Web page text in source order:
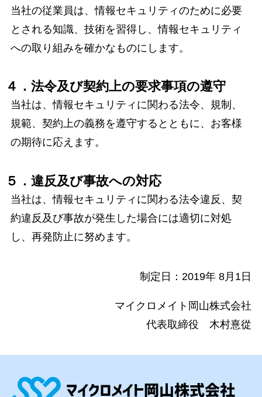
当社の従業員は、情報セキュリティのために必要
とされる知識、技術を習得し、情報セキュリティ
への取り組みを確かなものにします。
４．法令及び契約上の要求事項の遵守
当社は、情報セキュリティに関わる法令、規制、
規範、契約上の義務を遵守するとともに、お客様
の期待に応えます。
５．違反及び事故への対応
当社は、情報セキュリティに関わる法令違反、契
約違反及び事故が発生した場合には適切に対処
し、再発防止に努めます。
制定日：2019年 8月1日
マイクロメイト岡山株式会社
代表取締役 木村憙從